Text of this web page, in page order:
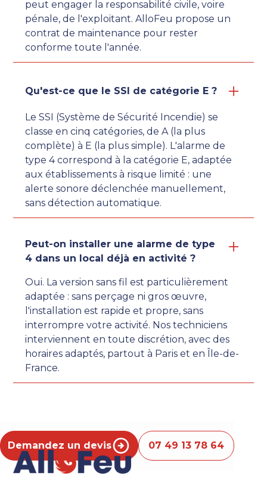
peut engager la responsabilité civile, voire
pénale, de l'exploitant. AlloFeu propose un
contrat de maintenance pour rester
conforme toute l'année.
Qu'est-ce que le SSI de catégorie E ?
Le SSI (Système de Sécurité Incendie) se
classe en cinq catégories, de A (la plus
complète) à E (la plus simple). L'alarme de
type 4 correspond à la catégorie E, adaptée
aux établissements à risque limité : une
alerte sonore déclenchée manuellement,
sans détection automatique.
Peut-on installer une alarme de type
4 dans un local déjà en activité ?
Oui. La version sans fil est particulièrement
adaptée : sans perçage ni gros œuvre,
l'installation est rapide et propre, sans
interrompre votre activité. Nos techniciens
interviennent en toute discrétion, avec des
horaires adaptés, partout à Paris et en Île-de-
France.
Demandez un devis 07 49 13 78 64